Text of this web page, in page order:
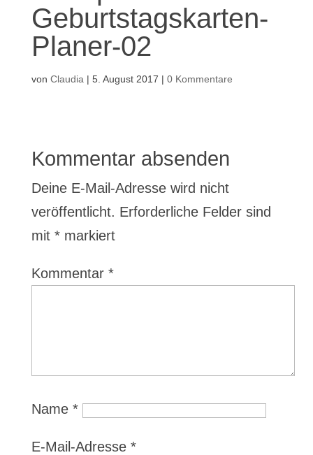
Geburtstagskarten-
Planer-02
von Claudia | 5. August 2017 | 0 Kommentare
Kommentar absenden
Deine E-Mail-Adresse wird nicht
veröffentlicht. Erforderliche Felder sind
mit *markiert
Kommentar *
Name *
E-Mail-Adresse *